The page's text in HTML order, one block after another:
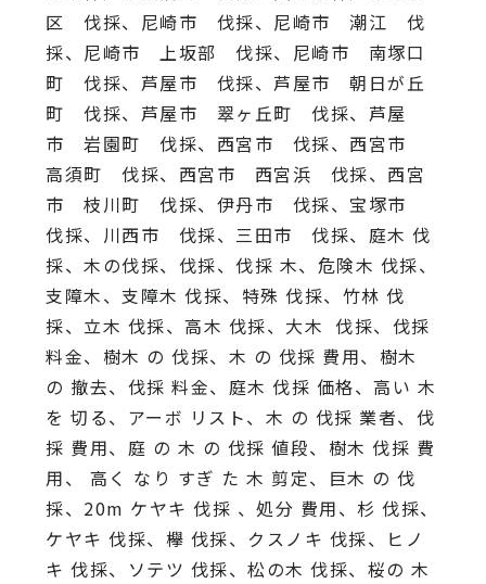
区 伐採、尼崎市 伐採、尼崎市 潮江 伐
採、尼崎市 上坂部 伐採、尼崎市 南塚口
町 伐採、芦屋市 伐採、芦屋市 朝日が丘
町 伐採、芦屋市 翠ヶ丘町 伐採、芦屋
市 岩園町 伐採、西宮市 伐採、西宮市
高須町 伐採、西宮市 西宮浜 伐採、西宮
市 枝川町 伐採、伊丹市 伐採、宝塚市
伐採、川西市 伐採、三田市 伐採、庭木 伐
採、木の伐採、伐採、伐採 木、危険木 伐採、
支障木、支障木 伐採、特殊 伐採、竹林 伐
採、立木 伐採、高木 伐採、大木 伐採、伐採
料金、樹木 の 伐採、木 の 伐採 費用、樹木
の 撤去、伐採 料金、庭木 伐採 価格、高い 木
を 切る、アーボ リスト、木 の 伐採 業者、伐
採 費用、庭 の 木 の 伐採 値段、樹木 伐採 費
用、 高く なり すぎ た 木 剪定、巨木 の 伐
採、20m ケヤキ 伐採 、処分 費用、杉 伐採、
ケヤキ 伐採、欅 伐採、クスノキ 伐採、ヒノ
キ 伐採、ソテツ 伐採、松の木 伐採、桜の 木